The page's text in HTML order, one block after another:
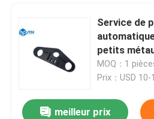
Service de
petits
MOQ：1
Prix：USD
meilleur prix